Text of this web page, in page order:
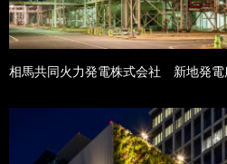
相馬共同火力発電株式会社 新地発電